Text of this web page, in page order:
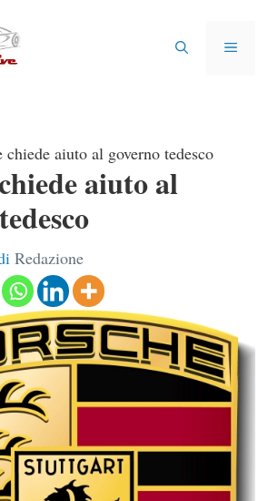
MENU
chiede aiuto al governo tedesco
aiuto al
Redazione